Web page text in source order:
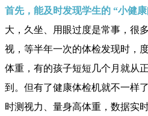
首先，能及时发现学生的 “小健康
大，久坐、用眼过度是常事，很
视，等半年一次的体检发现时，
体重，有的孩子短短几个月就从
到。但有了健康体检机就不一样
时测视力、量身高体重，数据实